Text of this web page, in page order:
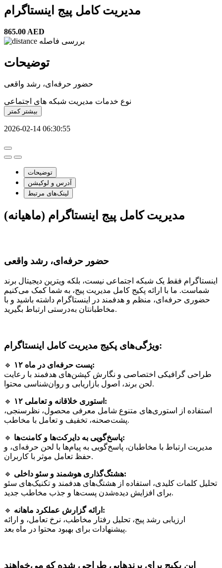
مدیریت کامل پیج اینستاگرام
865.00 AED
بررسی فاصله
توضیحات
حضور حرفه‌ای، رشد واقعی
نوع خدمات مدیریت شبکه های اجتماعی
بیشتر کمتر
2026-02-14 06:30:55
توضیحات
آدرس و لوکیشن
لینک‌های مرتبط
مدیریت کامل پیج اینستاگرام (ماهیانه)
حضور حرفه‌ای، رشد واقعی
اینستاگرام فقط یک شبکه اجتماعی نیست، بلکه ویترین دیجیتال برند
شماست. ما با ارائه پکیج کامل مدیریت پیج، به شما کمک می‌کنیم
حضوری حرفه‌ای، منظم و هدفمند در اینستاگرام داشته باشید و با
مخاطبانتان به‌درستی ارتباط بگیرید.
ویژگی‌های پکیج مدیریت کامل اینستاگرام:
🔹
۱۲ پست حرفه‌ای در ماه:
طراحی گرافیکی اختصاصی و نگارش کپشن‌های هدفمند با رعایت
لحن برند، اصول بازاریابی و روان‌شناسی محتوا.
🔹
۱۲ استوری خلاقانه و تعاملی:
استفاده از استوری‌های متنوع شامل معرفی محصول، نظرسنجی،
پشت‌صحنه، تخفیف و تعامل با مخاطب.
🔹
پاسخ‌گویی به دایرکت‌ها و کامنت‌ها:
مدیریت ارتباط با مخاطبان، پاسخ‌گویی به پیام‌ها با لحن حرفه‌ای، و
حفظ تعامل موثر با کاربران.
🔹
هشتگ‌گذاری هوشمند و سئو داخلی:
تحلیل کلمات کلیدی، استفاده از هشتگ‌های هدفمند و تکنیک‌های سئو
برای افزایش دیده‌شدن پست‌ها و جذب مخاطب جدید.
🔹
ارائه گزارش عملکرد ماهانه:
ارزیابی رشد پیج، تحلیل رفتار مخاطب، نرخ تعامل، و ارائه
پیشنهادات برای بهبود محتوا در ماه بعد.
این پکیج برای برندهایی طراحی شده که می‌خواهند